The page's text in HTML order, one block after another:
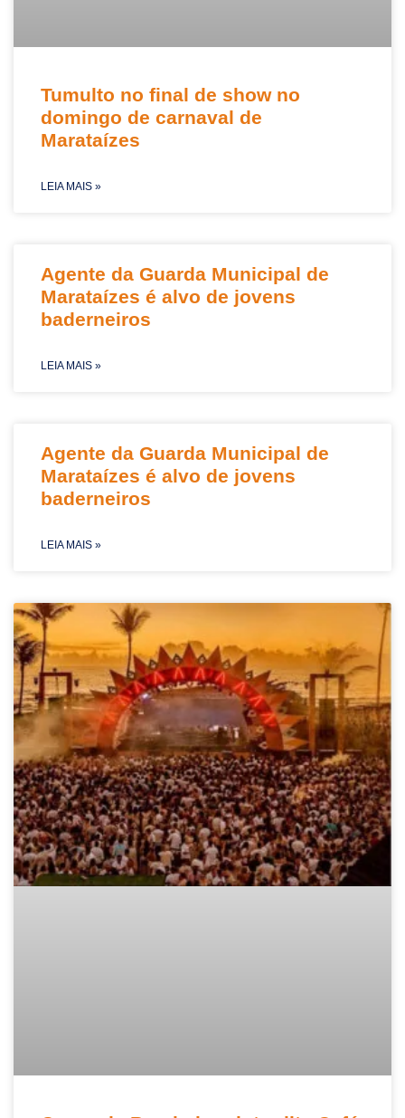
Tumulto no final de show no
domingo de carnaval de
Marataízes
LEIA MAIS »
Agente da Guarda Municipal de
Marataízes é alvo de jovens
baderneiros
LEIA MAIS »
Agente da Guarda Municipal de
Marataízes é alvo de jovens
baderneiros
LEIA MAIS »